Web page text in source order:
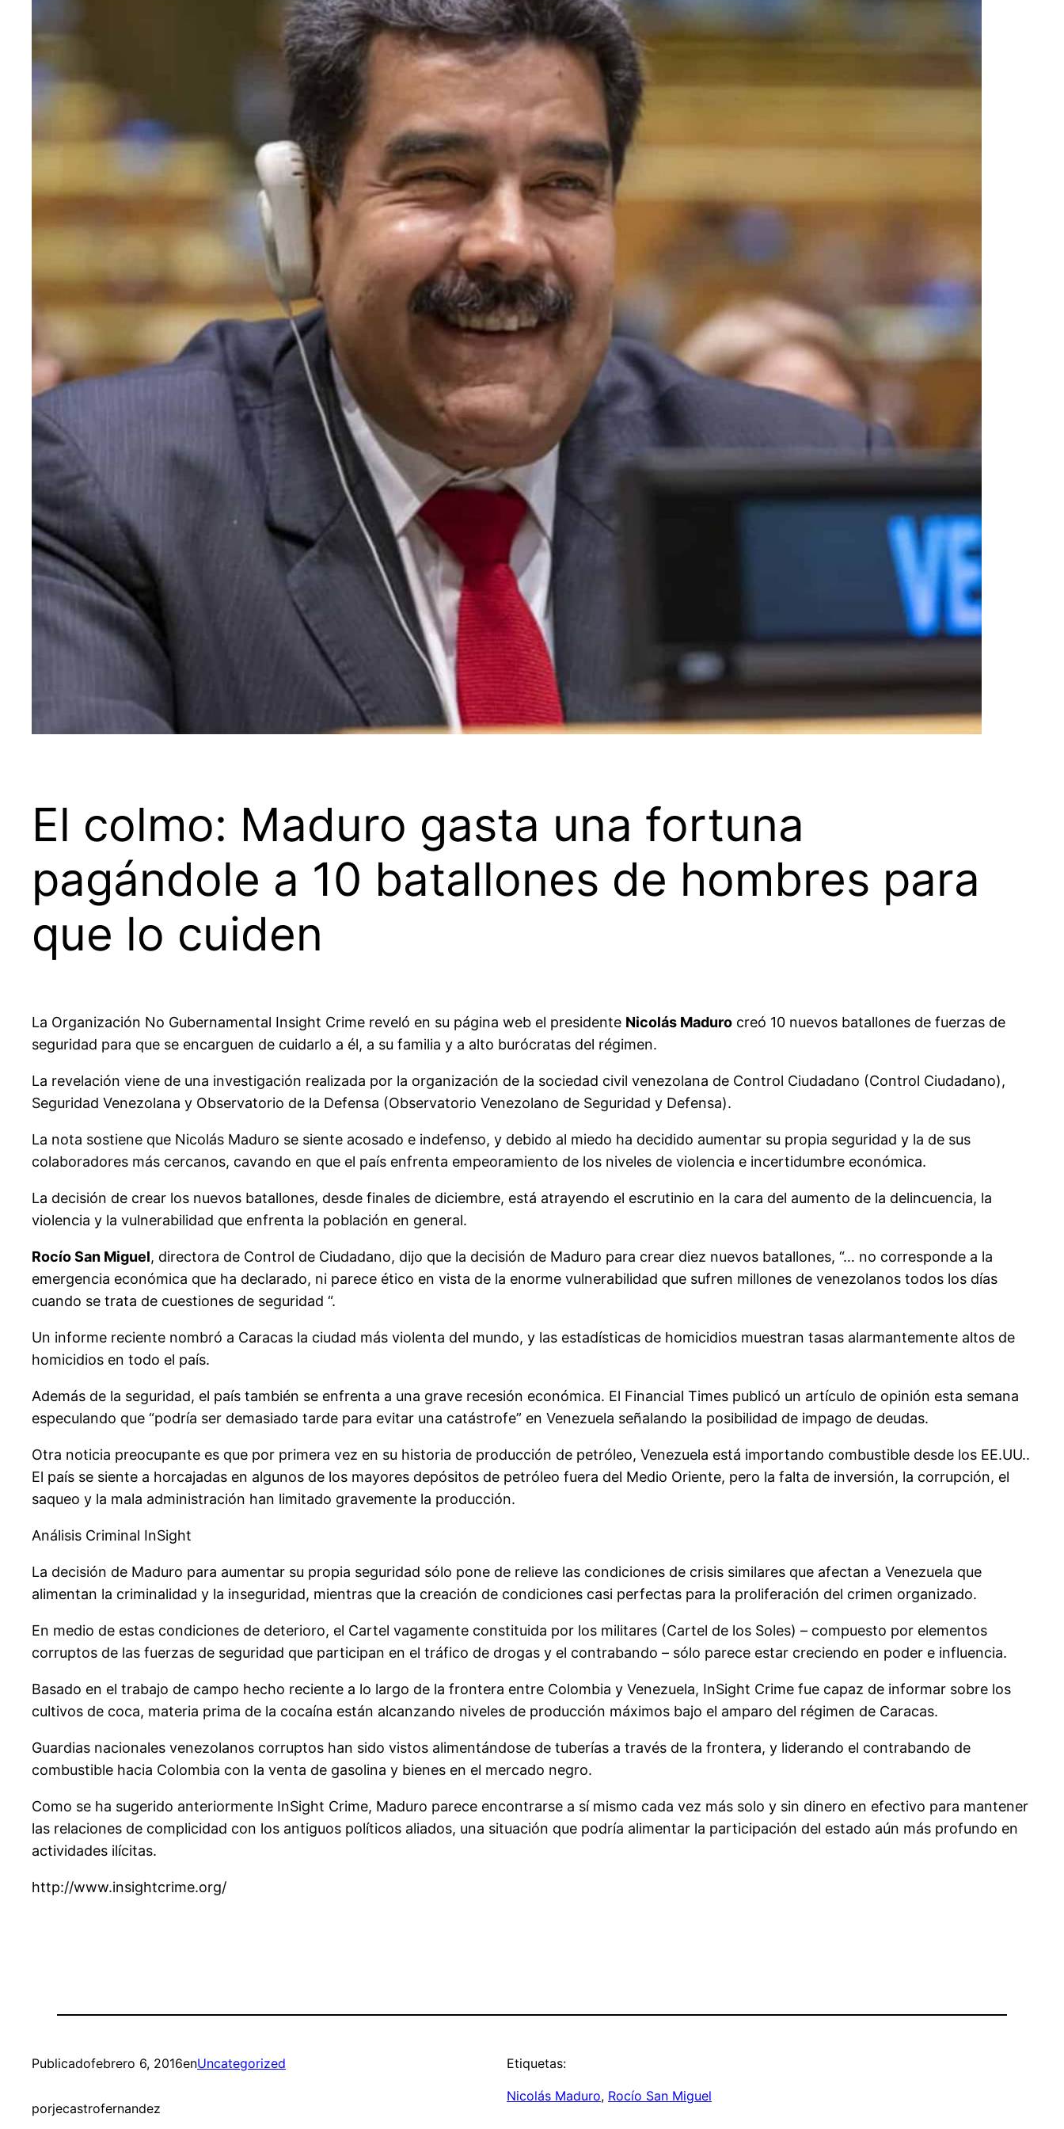
El colmo: Maduro gasta una fortuna
pagándole a 10 batallones de hombres para
que lo cuiden
La Organización No Gubernamental Insight Crime reveló en su página web el presidente Nicolás Maduro creó 10 nuevos batallones de fuerzas de
seguridad para que se encarguen de cuidarlo a él, a su familia y a alto burócratas del régimen.
La revelación viene de una investigación realizada por la organización de la sociedad civil venezolana de Control Ciudadano (Control Ciudadano),
Seguridad Venezolana y Observatorio de la Defensa (Observatorio Venezolano de Seguridad y Defensa).
La nota sostiene que Nicolás Maduro se siente acosado e indefenso, y debido al miedo ha decidido aumentar su propia seguridad y la de sus
colaboradores más cercanos, cavando en que el país enfrenta empeoramiento de los niveles de violencia e incertidumbre económica.
La decisión de crear los nuevos batallones, desde finales de diciembre, está atrayendo el escrutinio en la cara del aumento de la delincuencia, la
violencia y la vulnerabilidad que enfrenta la población en general.
Rocío San Miguel, directora de Control de Ciudadano, dijo que la decisión de Maduro para crear diez nuevos batallones, “… no corresponde a la
emergencia económica que ha declarado, ni parece ético en vista de la enorme vulnerabilidad que sufren millones de venezolanos todos los días
cuando se trata de cuestiones de seguridad “.
Un informe reciente nombró a Caracas la ciudad más violenta del mundo, y las estadísticas de homicidios muestran tasas alarmantemente altos de
homicidios en todo el país.
Además de la seguridad, el país también se enfrenta a una grave recesión económica. El Financial Times publicó un artículo de opinión esta semana
especulando que “podría ser demasiado tarde para evitar una catástrofe” en Venezuela señalando la posibilidad de impago de deudas.
Otra noticia preocupante es que por primera vez en su historia de producción de petróleo, Venezuela está importando combustible desde los EE.UU..
El país se siente a horcajadas en algunos de los mayores depósitos de petróleo fuera del Medio Oriente, pero la falta de inversión, la corrupción, el
saqueo y la mala administración han limitado gravemente la producción.
Análisis Criminal InSight
La decisión de Maduro para aumentar su propia seguridad sólo pone de relieve las condiciones de crisis similares que afectan a Venezuela que
alimentan la criminalidad y la inseguridad, mientras que la creación de condiciones casi perfectas para la proliferación del crimen organizado.
En medio de estas condiciones de deterioro, el Cartel vagamente constituida por los militares (Cartel de los Soles) – compuesto por elementos
corruptos de las fuerzas de seguridad que participan en el tráfico de drogas y el contrabando – sólo parece estar creciendo en poder e influencia.
Basado en el trabajo de campo hecho reciente a lo largo de la frontera entre Colombia y Venezuela, InSight Crime fue capaz de informar sobre los
cultivos de coca, materia prima de la cocaína están alcanzando niveles de producción máximos bajo el amparo del régimen de Caracas.
Guardias nacionales venezolanos corruptos han sido vistos alimentándose de tuberías a través de la frontera, y liderando el contrabando de
combustible hacia Colombia con la venta de gasolina y bienes en el mercado negro.
Como se ha sugerido anteriormente InSight Crime, Maduro parece encontrarse a sí mismo cada vez más solo y sin dinero en efectivo para mantener
las relaciones de complicidad con los antiguos políticos aliados, una situación que podría alimentar la participación del estado aún más profundo en
actividades ilícitas.
http://www.insightcrime.org/
Publicadofebrero 6, 2016enUncategorized
porjecastrofernandez
Etiquetas:
Nicolás Maduro, Rocío San Miguel